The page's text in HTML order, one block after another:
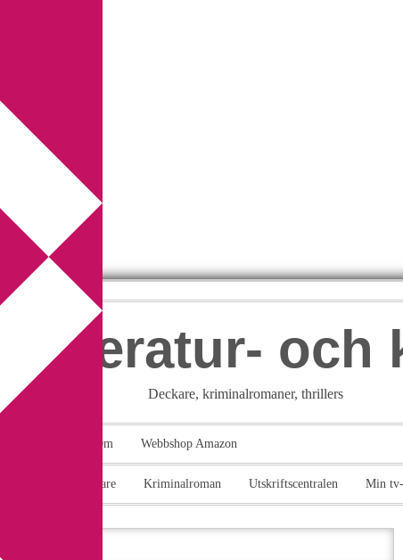
litteratur- och
Deckare, kriminalromaner, thrillers
Om Webbshop Amazon
Deckare Kriminalroman Utskriftscentralen Min
pågår!